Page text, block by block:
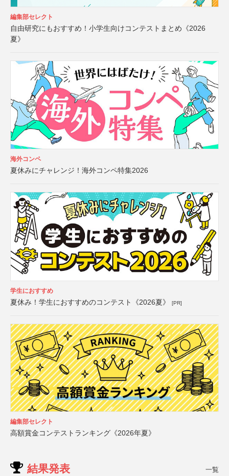
編集部セレクト
自由研究にもおすすめ！小学生向けコンテストまとめ《2026
夏》
海外コンペ
夏休みにチャレンジ！海外コンペ特集2026
学生におすすめ
夏休み！学生におすすめのコンテスト《2026夏》 [PR]
編集部セレクト
高額賞金コンテストランキング《2026年夏》
結果発表 一覧